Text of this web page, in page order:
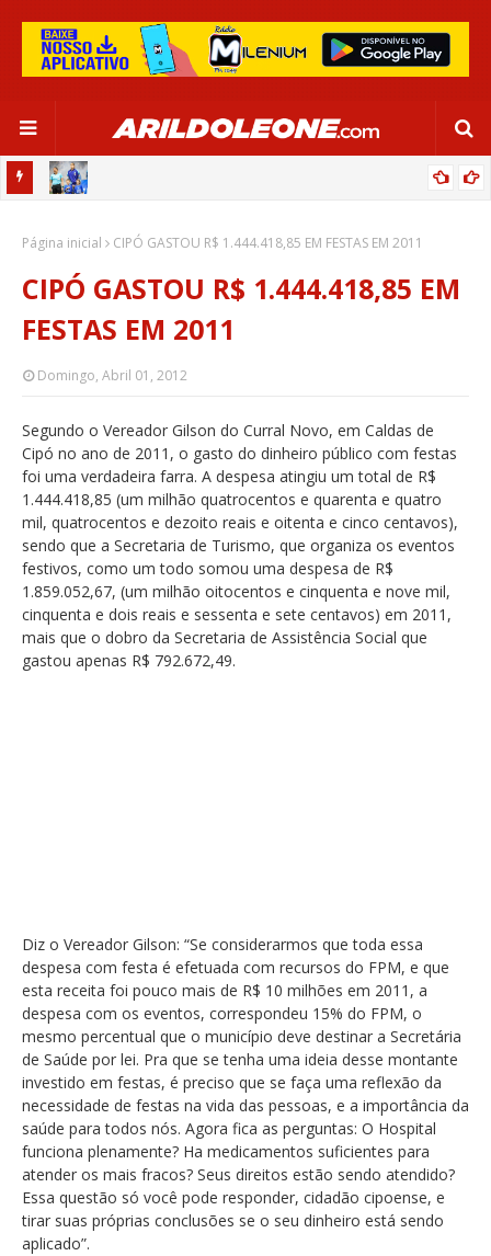
SALVADOR
Página inicial CIPÓ GASTOU R$ 1.444.418,85 EM FESTAS EM 2011
CIPÓ GASTOU R$ 1.444.418,85 EM
FESTAS EM 2011
Domingo, Abril 01, 2012
Segundo o Vereador Gilson do Curral Novo, em Caldas de
Cipó no ano de 2011, o gasto do dinheiro público com festas
foi uma verdadeira farra. A despesa atingiu um total de R$
1.444.418,85 (um milhão quatrocentos e quarenta e quatro
mil, quatrocentos e dezoito reais e oitenta e cinco centavos),
sendo que a Secretaria de Turismo, que organiza os eventos
festivos, como um todo somou uma despesa de R$
1.859.052,67, (um milhão oitocentos e cinquenta e nove mil,
cinquenta e dois reais e sessenta e sete centavos) em 2011,
mais que o dobro da Secretaria de Assistência Social que
gastou apenas R$ 792.672,49.
Diz o Vereador Gilson: “Se considerarmos que toda essa
despesa com festa é efetuada com recursos do FPM, e que
esta receita foi pouco mais de R$ 10 milhões em 2011, a
despesa com os eventos, correspondeu 15% do FPM, o
mesmo percentual que o município deve destinar a Secretária
de Saúde por lei. Pra que se tenha uma ideia desse montante
investido em festas, é preciso que se faça uma reflexão da
necessidade de festas na vida das pessoas, e a importância da
saúde para todos nós. Agora fica as perguntas: O Hospital
funciona plenamente? Ha medicamentos suficientes para
atender os mais fracos? Seus direitos estão sendo atendido?
Essa questão só você pode responder, cidadão cipoense, e
tirar suas próprias conclusões se o seu dinheiro está sendo
aplicado”.